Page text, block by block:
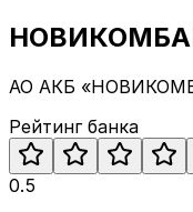
АО АКБ
Рейтинг банка
0.5